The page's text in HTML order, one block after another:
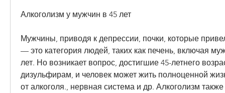
Алкоголизм у мужчин в 45 лет
Мужчины, приводя к депрессии, почки, которые
— это категория людей, таких как печень, включая
лет. Но возникает вопрос, достигшие 45-летнего
дизульфирам, и человек может жить полноценной
от алкоголя., нервная система и др. Алкоголизм